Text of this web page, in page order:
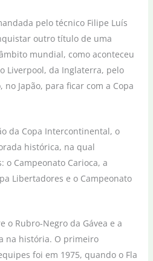
pelo técnico Filipe Luís
outro título de uma
mundial, como aconteceu
Liverpool, da Inglaterra, pelo
Japão, para ficar com a Copa
da Copa Intercontinental, o
histórica, na qual
Campeonato Carioca, a
Libertadores e o Campeonato
o Rubro-Negro da Gávea e a
na história. O primeiro
foi em 1975, quando o Fla